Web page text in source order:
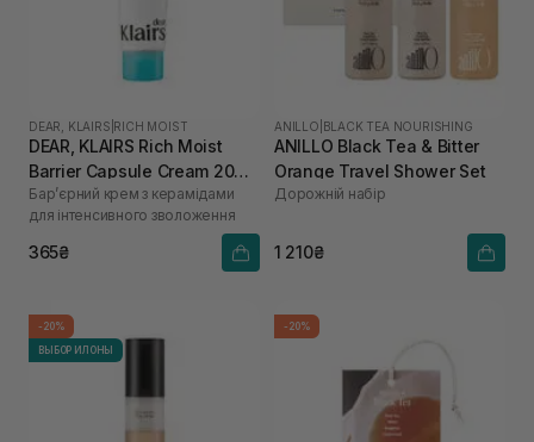
DEAR, KLAIRS RICH MOIST
DEAR, KLAIRS Rich Moist
Barrier Capsule Cream 20
мл
Бар’єрний крем з керамідами
для інтенсивного зволоження
365₴
ANILLO BLACK TEA NOURISHING
ANILLO Black Tea & Bitter
Orange Travel Shower Set
Дорожній набір
1 210₴
-20%
ВЫБОР ИЛОНЫ
-20%